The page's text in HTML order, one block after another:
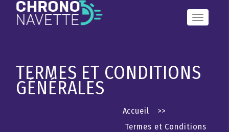
Basculer
TERMES ET CONDITIONS
GÉNÉRALES
Accueil
>>
Termes et Conditions